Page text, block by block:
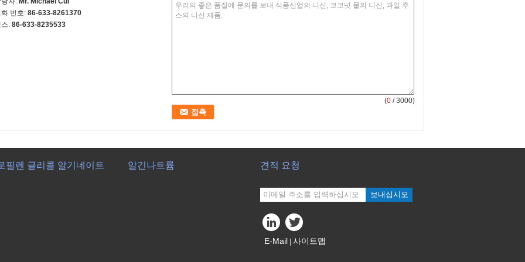
화 번호: 86-633-8261370
: 86-633-8235533
(0 / 3000)
필렌 글리콜 알기네이트 알긴나트륨 견적 요청
보내십시오
E-Mail 사이트맵